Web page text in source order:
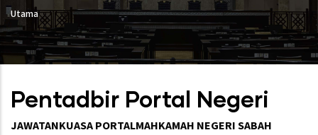
Utama
Pentadbir Portal Negeri
JAWATANKUASA PORTALMAHKAMAH NEGERI SABAH